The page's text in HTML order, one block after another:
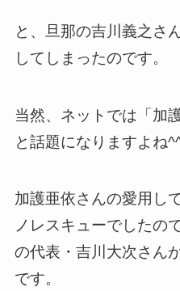
と、旦那の吉川義之さ
してしまったのです。
当然、ネットでは「加
と話題になりますよね
加護亜依さんの愛用し
ノレスキューでしたの
の代表・吉川大次さん
です。